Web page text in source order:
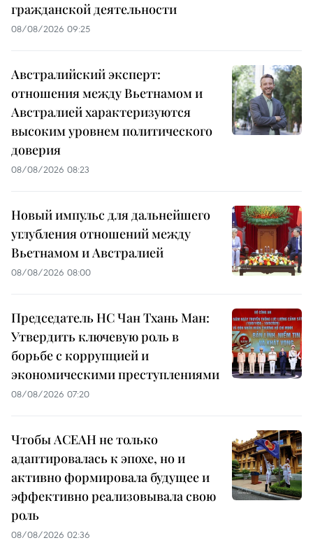
гражданской деятельности
08/08/2026 09:25
Австралийский эксперт:
отношения между Вьетнамом и
Австралией характеризуются
высоким уровнем политического
доверия
08/08/2026 08:23
Новый импульс для дальнейшего
углубления отношений между
Вьетнамом и Австралией
08/08/2026 08:00
Председатель НС Чан Тхань Ман:
Утвердить ключевую роль в
борьбе с коррупцией и
экономическими преступлениями
08/08/2026 07:20
Чтобы АСЕАН не только
адаптировалась к эпохе, но и
активно формировала будущее и
эффективно реализовывала свою
роль
08/08/2026 02:36